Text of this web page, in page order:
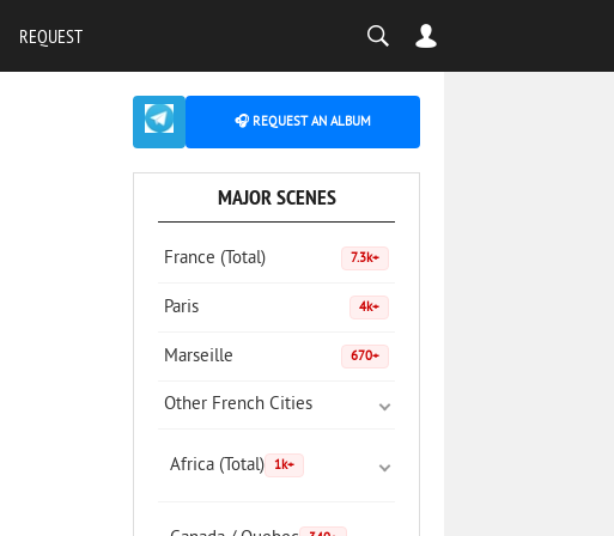
REQUEST
🎧 REQUEST AN ALBUM
MAJOR SCENES
France (Total) 7.3k+
Paris 4k+
Marseille 670+
Other French Cities
Africa (Total) 1k+